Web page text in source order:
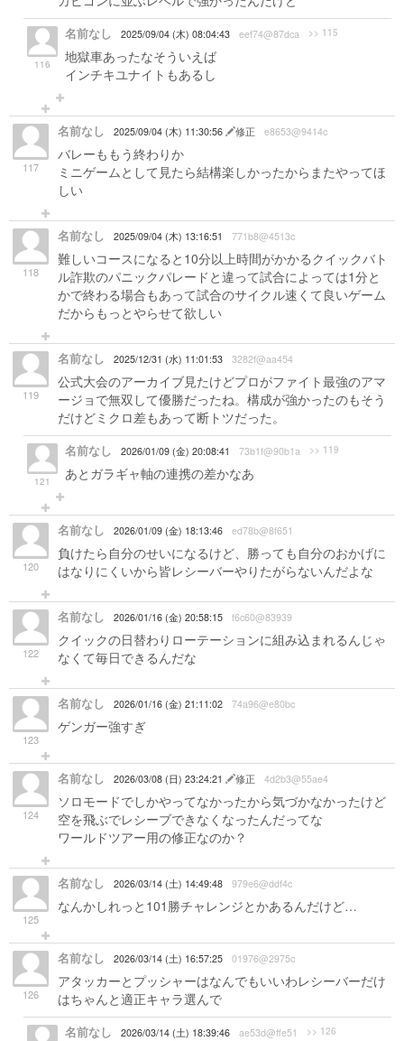
116
名前なし 2025/09/04 (木) 08:04:43 eef74@87dca >> 115
地獄車あったなそういえば
インチキユナイトもあるし
117
名前なし 2025/09/04 (木) 11:30:56 修正 e8653@9414c
バレーももう終わりか
ミニゲームとして見たら結構楽しかったからまたやってほ
しい
118
名前なし 2025/09/04 (木) 13:16:51 771b8@4513c
難しいコースになると10分以上時間がかかるクイックバト
ル詐欺のパニックパレードと違って試合によっては1分と
かで終わる場合もあって試合のサイクル速くて良いゲーム
だからもっとやらせて欲しい
119
名前なし 2025/12/31 (水) 11:01:53 3282f@aa454
公式大会のアーカイブ見たけどプロがファイト最強のアマ
ージョで無双して優勝だったね。構成が強かったのもそう
だけどミクロ差もあって断トツだった。
121
名前なし 2026/01/09 (金) 20:08:41 73b1f@90b1a >> 119
あとガラギャ軸の連携の差かなあ
120
名前なし 2026/01/09 (金) 18:13:46 ed78b@8f651
負けたら自分のせいになるけど、勝っても自分のおかげに
はなりにくいから皆レシーバーやりたがらないんだよな
122
名前なし 2026/01/16 (金) 20:58:15 f6c60@83939
クイックの日替わりローテーションに組み込まれるんじゃ
なくて毎日できるんだな
123
名前なし 2026/01/16 (金) 21:11:02 74a96@e80bc
ゲンガー強すぎ
124
名前なし 2026/03/08 (日) 23:24:21 修正 4d2b3@55ae4
ソロモードでしかやってなかったから気づかなかったけど
空を飛ぶでレシーブできなくなったんだってな
ワールドツアー用の修正なのか？
125
名前なし 2026/03/14 (土) 14:49:48 979e6@ddf4c
なんかしれっと101勝チャレンジとかあるんだけど…
126
名前なし 2026/03/14 (土) 16:57:25 01976@2975c
アタッカーとプッシャーはなんでもいいわレシーバーだけ
はちゃんと適正キャラ選んで
名前なし 2026/03/14 (土) 18:39:46 ae53d@ffe51 >> 126